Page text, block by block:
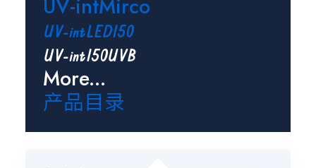
UV-intMirco
UV-intLED150
UV-int150UVB
More...
产品目录